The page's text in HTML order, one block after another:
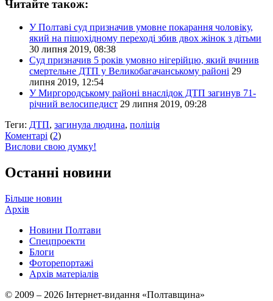
Читайте також:
У Полтаві суд призначив умовне покарання чоловіку,
який на пішохідному переході збив двох жінок з дітьми
30 липня 2019, 08:38
Суд призначив 5 років умовно нігерійцю, який вчинив
смертельне ДТП у Великобагачанському районі 29
липня 2019, 12:54
У Миргородському районі внаслідок ДТП загинув 71-
річний велосипедист 29 липня 2019, 09:28
Теги: ДТП, загинула людина, поліція
Коментарі (2)
Вислови свою думку!
Останні новини
Більше новин
Архів
Новини Полтави
Спецпроекти
Блоги
Фоторепортажі
Архів матеріалів
© 2009 – 2026 Інтернет-видання «Полтавщина»